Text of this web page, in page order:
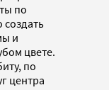
по
и
цвете.
по
центра